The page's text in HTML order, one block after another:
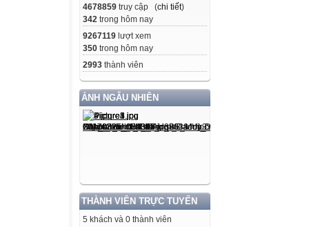
4678859 truy cập (chi tiết)
342 trong hôm nay
9267119 lượt xem
350 trong hôm nay
2993 thành viên
ẢNH NGẪU NHIÊN
THÀNH VIÊN TRỰC TUYẾN
5 khách và 0 thành viên